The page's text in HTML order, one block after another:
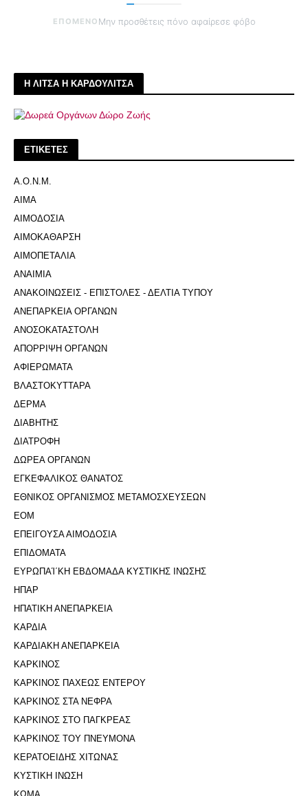
ΕΠΟΜΕΝΟ Μην προσθέτεις πόνο αφαίρεσε φόβο
Η ΛΙΤΣΑ Η ΚΑΡΔΟΥΛΙΤΣΑ
ΕΤΙΚΕΤΕΣ
Α.Ο.Ν.Μ.
ΑΙΜΑ
ΑΙΜΟΔΟΣΙΑ
ΑΙΜΟΚΑΘΑΡΣΗ
ΑΙΜΟΠΕΤΑΛΙΑ
ΑΝΑΙΜΙΑ
ΑΝΑΚΟΙΝΩΣΕΙΣ - ΕΠΙΣΤΟΛΕΣ - ΔΕΛΤΙΑ ΤΥΠΟΥ
ΑΝΕΠΑΡΚΕΙΑ ΟΡΓΑΝΩΝ
ΑΝΟΣΟΚΑΤΑΣΤΟΛΗ
ΑΠΟΡΡΙΨΗ ΟΡΓΑΝΩΝ
ΑΦΙΕΡΩΜΑΤΑ
ΒΛΑΣΤΟΚΥΤΤΑΡΑ
ΔΕΡΜΑ
ΔΙΑΒΗΤΗΣ
ΔΙΑΤΡΟΦΗ
ΔΩΡΕΑ ΟΡΓΑΝΩΝ
ΕΓΚΕΦΑΛΙΚΟΣ ΘΑΝΑΤΟΣ
ΕΘΝΙΚΟΣ ΟΡΓΑΝΙΣΜΟΣ ΜΕΤΑΜΟΣΧΕΥΣΕΩΝ
ΕΟΜ
ΕΠΕΙΓΟΥΣΑ ΑΙΜΟΔΟΣΙΑ
ΕΠΙΔΟΜΑΤΑ
ΕΥΡΩΠΑΊ΄ΚΗ ΕΒΔΟΜΑΔΑ ΚΥΣΤΙΚΗΣ ΙΝΩΣΗΣ
ΗΠΑΡ
ΗΠΑΤΙΚΗ ΑΝΕΠΑΡΚΕΙΑ
ΚΑΡΔΙΑ
ΚΑΡΔΙΑΚΗ ΑΝΕΠΑΡΚΕΙΑ
ΚΑΡΚΙΝΟΣ
ΚΑΡΚΙΝΟΣ ΠΑΧΕΩΣ ΕΝΤΕΡΟΥ
ΚΑΡΚΙΝΟΣ ΣΤΑ ΝΕΦΡΑ
ΚΑΡΚΙΝΟΣ ΣΤΟ ΠΑΓΚΡΕΑΣ
ΚΑΡΚΙΝΟΣ ΤΟΥ ΠΝΕΥΜΟΝΑ
ΚΕΡΑΤΟΕΙΔΗΣ ΧΙΤΩΝΑΣ
ΚΥΣΤΙΚΗ ΙΝΩΣΗ